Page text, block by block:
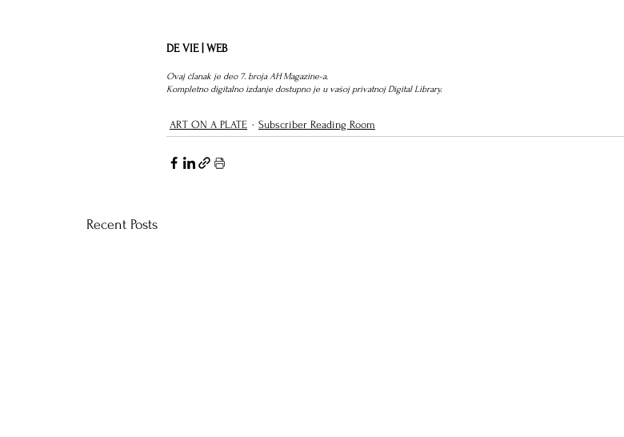
DE VIE | WEB
Ovaj članak je deo 7. broja AH Magazine-a.
Kompletno digitalno izdanje dostupno je u vašoj privatnoj Digital Library.
ART ON A PLATE Subscriber Reading Room
Recent Posts